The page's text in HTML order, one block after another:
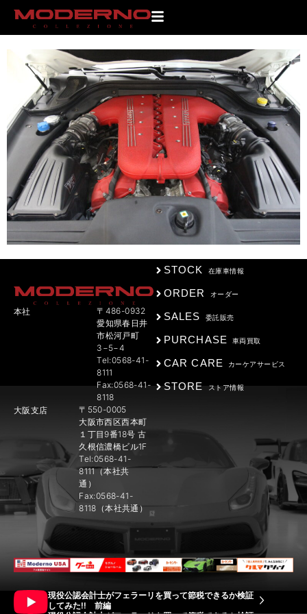
IMG_2871
本社
〒486-0932
愛知県春日井
市松河戸町
3−5−4
Tel:0568-41-
8111
Fax:0568-41-
8118
大阪支店
〒550-0005
大阪市西区西本町
１丁目9番18号 古
久根信濃橋ビル1F
Tel:0568-41-
8111（本社共
通）
Fax:0568-41-
8118（本社共通）
STOCK 在庫車情報
ORDER オーダー
SALES 委託販売
PURCHASE 車両買取
CAR CARE カーケアサービス
STORE ストア情報
現役公認会計士がフェラーリを買って節税できるか検証
してみた!! 前編